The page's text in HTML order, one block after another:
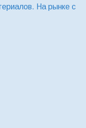
На рынке с